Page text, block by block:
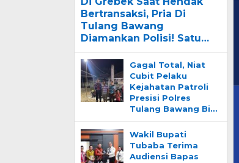
Gagal Total, Niat
Cubit Pelaku
Tulang Bawang Bi…
Wakil Bupati
Tubaba Terima
Tandatangani Nota
K…